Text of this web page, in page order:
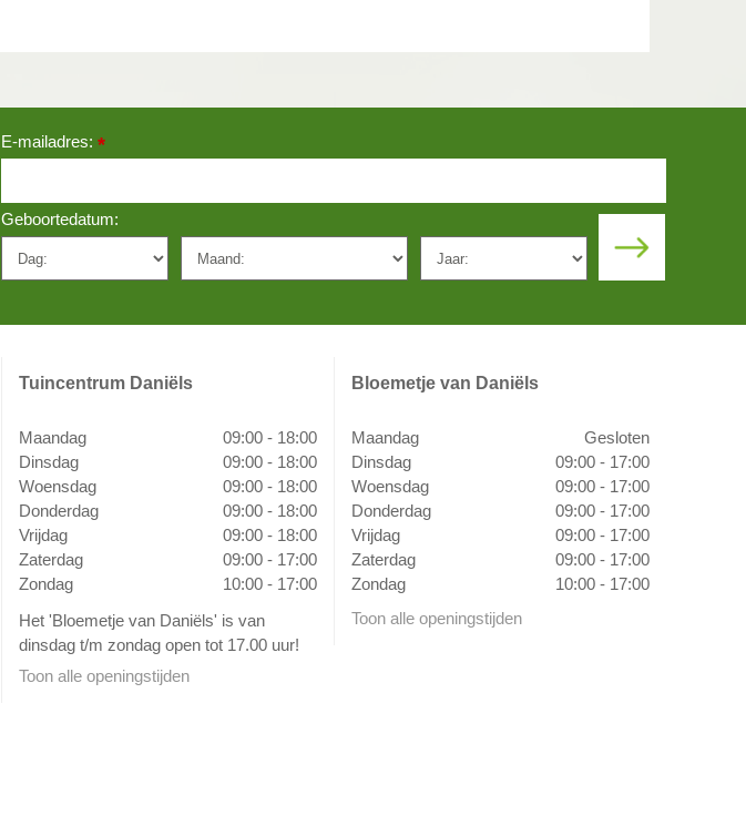
E-mailadres: *
Geboortedatum:
Tuincentrum Daniëls
Maandag
09:00 - 18:00
Dinsdag
09:00 - 18:00
Woensdag
09:00 - 18:00
Donderdag
09:00 - 18:00
Vrijdag
09:00 - 18:00
Zaterdag
09:00 - 17:00
Zondag
10:00 - 17:00
Het 'Bloemetje van Daniëls' is van
dinsdag t/m zondag open tot 17.00 uur!
Toon alle openingstijden
Bloemetje van Daniëls
Maandag
Gesloten
Dinsdag
09:00 - 17:00
Woensdag
09:00 - 17:00
Donderdag
09:00 - 17:00
Vrijdag
09:00 - 17:00
Zaterdag
09:00 - 17:00
Zondag
10:00 - 17:00
Toon alle openingstijden